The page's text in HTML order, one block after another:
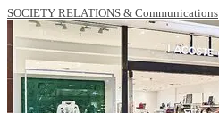
SOCIETY RELATIONS & Communications